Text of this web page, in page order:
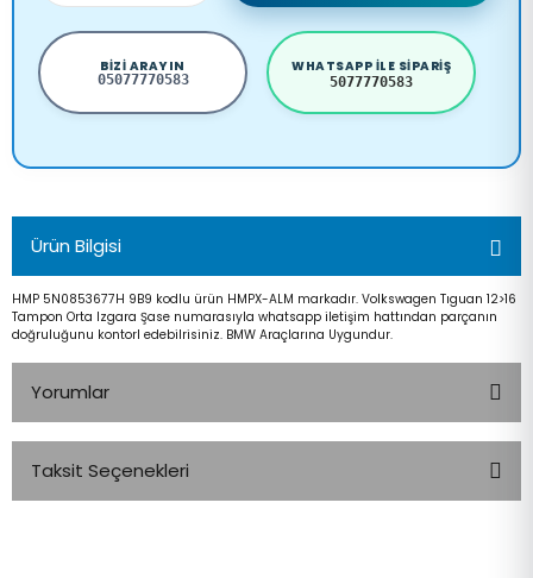
BIZI ARAYIN
05077770583
WHATSAPP ILE SIPARIŞ
5077770583
Ürün Bilgisi
HMP 5N0853677H 9B9 kodlu ürün HMPX-ALM markadır. Volkswagen Tıguan 12>16
Tampon Orta Izgara Şase numarasıyla whatsapp iletişim hattından parçanın
doğruluğunu kontorl edebilrisiniz. BMW Araçlarına Uygundur.
Yorumlar
Taksit Seçenekleri